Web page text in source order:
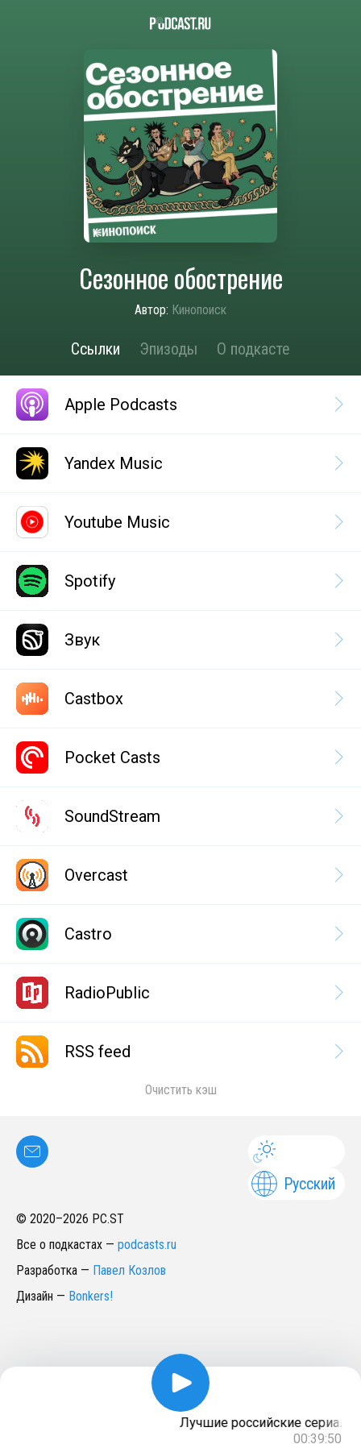
Сезонное обострение
Автор: Кинопоиск
Ссылки Эпизоды О подкасте
Apple Podcasts
Yandex Music
Youtube Music
Spotify
Звук
Castbox
Pocket Casts
SoundStream
Overcast
Castro
RadioPublic
RSS feed
Очистить кэш
Русский
© 2020–2026 PC.ST
Все о подкастах — podcasts.ru
Разработка — Павел Козлов
Дизайн — Bonkers!
Лучшие российские сериалы
00:39:50